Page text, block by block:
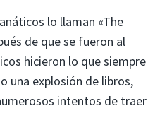
lo llaman «The
de que se fueron al
hicieron lo que siempre
una explosión de libros,
intentos de traer